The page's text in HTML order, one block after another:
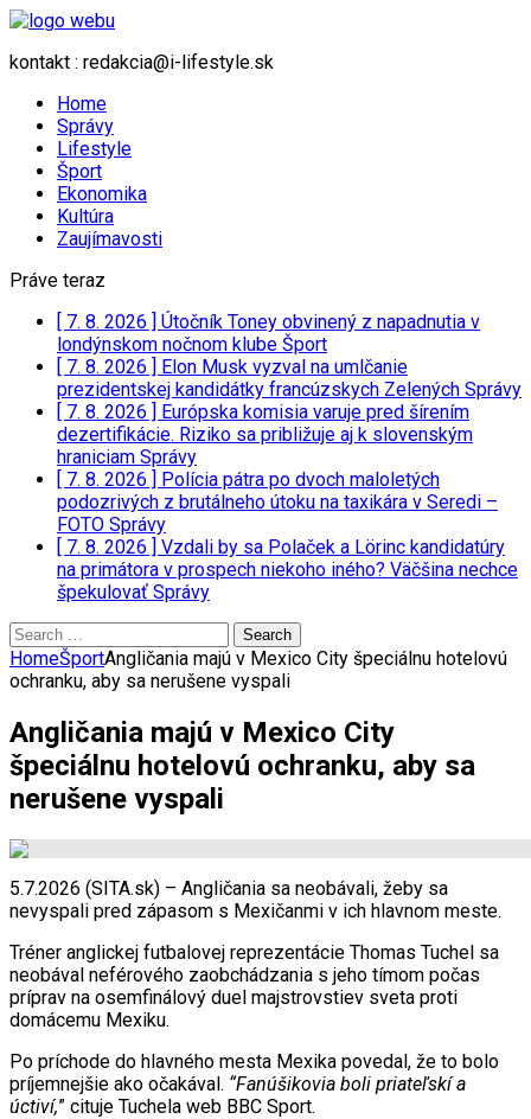
kontakt : redakcia@i-lifestyle.sk
Home
Správy
Lifestyle
Šport
Ekonomika
Kultúra
Zaujímavosti
Práve teraz
[ 7. 8. 2026 ] Útočník Toney obvinený z napadnutia v
londýnskom nočnom klube Šport
[ 7. 8. 2026 ] Elon Musk vyzval na umlčanie
prezidentskej kandidátky francúzskych Zelených Správy
[ 7. 8. 2026 ] Európska komisia varuje pred šírením
dezertifikácie. Riziko sa približuje aj k slovenským
hraniciam Správy
[ 7. 8. 2026 ] Polícia pátra po dvoch maloletých
podozrivých z brutálneho útoku na taxikára v Seredi –
FOTO Správy
[ 7. 8. 2026 ] Vzdali by sa Polaček a Lörinc kandidatúry
na primátora v prospech niekoho iného? Väčšina nechce
špekulovať Správy
Search
for:
HomeŠportAngličania majú v Mexico City špeciálnu hotelovú
ochranku, aby sa nerušene vyspali
Angličania majú v Mexico City
špeciálnu hotelovú ochranku, aby sa
nerušene vyspali
5.7.2026 (SITA.sk) – Angličania sa neobávali, žeby sa
nevyspali pred zápasom s Mexičanmi v ich hlavnom meste.
Tréner anglickej futbalovej reprezentácie Thomas Tuchel sa
neobával neférového zaobchádzania s jeho tímom počas
príprav na osemfinálový duel majstrovstiev sveta proti
domácemu Mexiku.
Po príchode do hlavného mesta Mexika povedal, že to bolo
príjemnejšie ako očakával. “Fanúšikovia boli priateľskí a
úctiví,” cituje Tuchela web BBC Sport.